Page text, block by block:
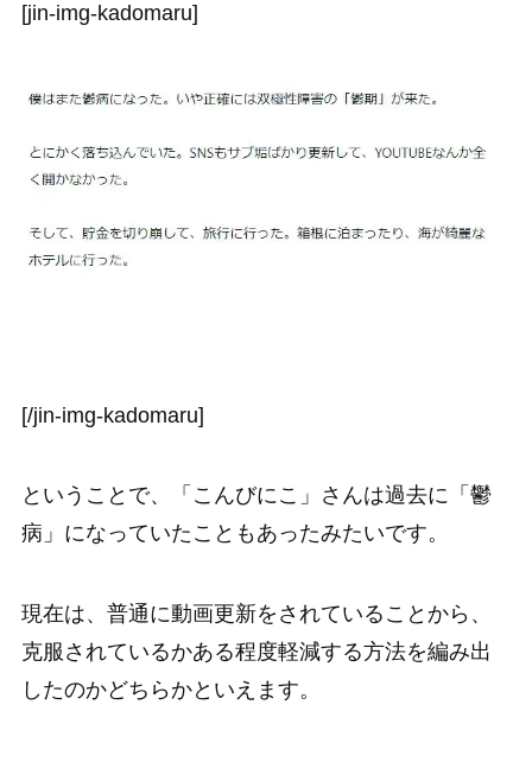
[jin-img-kadomaru]
[/jin-img-kadomaru]
ということで、「こんびにこ」さんは過去に「鬱
病」になっていたこともあったみたいです。
現在は、普通に動画更新をされていることから、
克服されているかある程度軽減する方法を編み出
したのかどちらかといえます。